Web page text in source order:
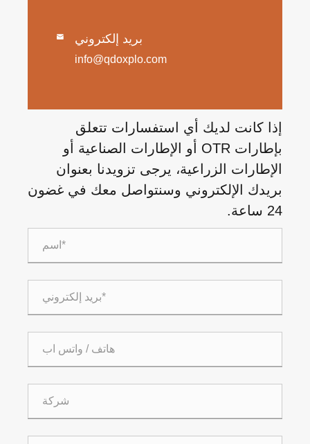
 بريد إلكتروني
info@qdoxplo.com
إذا كانت لديك أي استفسارات تتعلق
بإطارات OTR أو الإطارات الصناعية أو
الإطارات الزراعية، يرجى تزويدنا بعنوان
بريدك الإلكتروني وسنتواصل معك في غضون
24 ساعة.